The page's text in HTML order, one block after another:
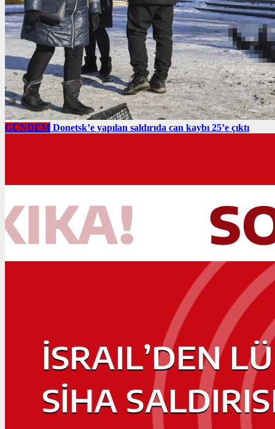
GÜNDEM Donetsk’e yapılan saldırıda can kaybı 25’e çıktı